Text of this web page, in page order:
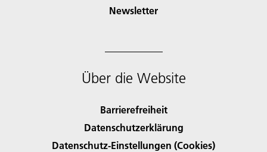
Newsletter
Über die Website
Barrierefreiheit
Datenschutzerklärung
Datenschutz-Einstellungen (Cookies)